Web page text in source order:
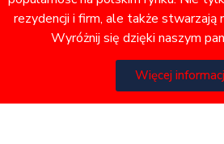
rezydencji i firm, ale także stwarzają
Wyróżnij się dzięki naszym
Więcej